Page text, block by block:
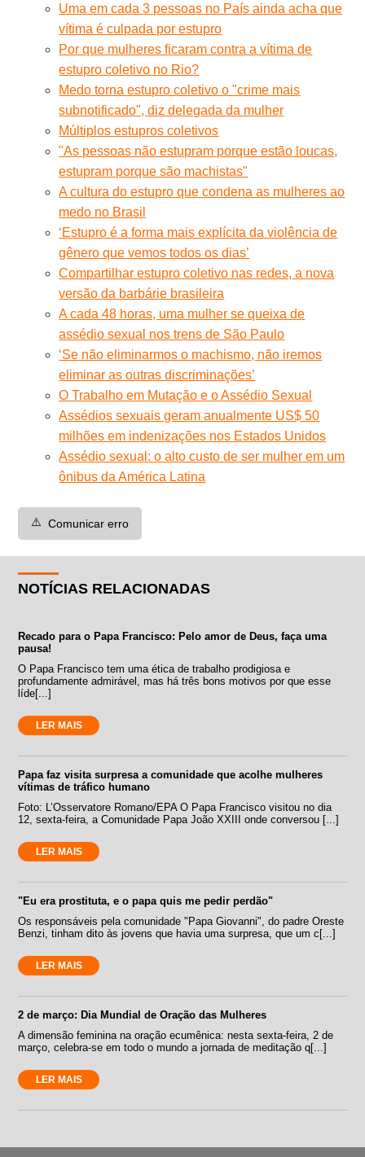
Uma em cada 3 pessoas no País ainda acha que
vítima é culpada por estupro
Por que mulheres ficaram contra a vítima de
estupro coletivo no Rio?
Medo torna estupro coletivo o "crime mais
subnotificado", diz delegada da mulher
Múltiplos estupros coletivos
"As pessoas não estupram porque estão loucas,
estupram porque são machistas"
A cultura do estupro que condena as mulheres ao
medo no Brasil
‘Estupro é a forma mais explícita da violência de
gênero que vemos todos os dias’
Compartilhar estupro coletivo nas redes, a nova
versão da barbárie brasileira
A cada 48 horas, uma mulher se queixa de
assédio sexual nos trens de São Paulo
‘Se não eliminarmos o machismo, não iremos
eliminar as outras discriminações’
O Trabalho em Mutação e o Assédio Sexual
Assédios sexuais geram anualmente US$ 50
milhões em indenizações nos Estados Unidos
Assédio sexual: o alto custo de ser mulher em um
ônibus da América Latina
⚠️ Comunicar erro
NOTÍCIAS RELACIONADAS
Recado para o Papa Francisco: Pelo amor de Deus, faça uma
pausa!
O Papa Francisco tem uma ética de trabalho prodigiosa e
profundamente admirável, mas há três bons motivos por que esse
líde[...]
LER MAIS
Papa faz visita surpresa a comunidade que acolhe mulheres
vítimas de tráfico humano
Foto: L’Osservatore Romano/EPA O Papa Francisco visitou no dia
12, sexta-feira, a Comunidade Papa João XXIII onde conversou [...]
LER MAIS
"Eu era prostituta, e o papa quis me pedir perdão"
Os responsáveis pela comunidade "Papa Giovanni", do padre Oreste
Benzi, tinham dito às jovens que havia uma surpresa, que um c[...]
LER MAIS
2 de março: Dia Mundial de Oração das Mulheres
A dimensão feminina na oração ecumênica: nesta sexta-feira, 2 de
março, celebra-se em todo o mundo a jornada de meditação q[...]
LER MAIS